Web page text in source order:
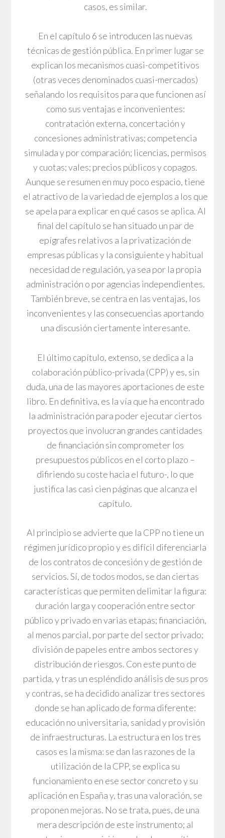
casos, es similar.
En el capítulo 6 se introducen las nuevas
técnicas de gestión pública. En primer lugar se
explican los mecanismos cuasi-competitivos
(otras veces denominados cuasi-mercados)
señalando los requisitos para que funcionen así
como sus ventajas e inconvenientes:
contratación externa, concertación y
concesiones administrativas; competencia
simulada y por comparación; licencias, permisos
y cuotas; vales; precios públicos y copagos.
Aunque se resumen en muy poco espacio, tiene
el atractivo de la variedad de ejemplos a los que
se apela para explicar en qué casos se aplica. Al
final del capítulo se han situado un par de
epígrafes relativos a la privatización de
empresas públicas y la consiguiente y habitual
necesidad de regulación, ya sea por la propia
administración o por agencias independientes.
También breve, se centra en las ventajas, los
inconvenientes y las consecuencias aportando
una discusión ciertamente interesante.
El último capítulo, extenso, se dedica a la
colaboración público-privada (CPP) y es, sin
duda, una de las mayores aportaciones de este
libro. En definitiva, es la vía que ha encontrado
la administración para poder ejecutar ciertos
proyectos que involucran grandes cantidades
de financiación sin comprometer los
presupuestos públicos en el corto plazo –
difiriendo su coste hacia el futuro-, lo que
justifica las casi cien páginas que alcanza el
capítulo.
Al principio se advierte que la CPP no tiene un
régimen jurídico propio y es difícil diferenciarla
de los contratos de concesión y de gestión de
servicios. Sí, de todos modos, se dan ciertas
características que permiten delimitar la figura:
duración larga y cooperación entre sector
público y privado en varias etapas; financiación,
al menos parcial, por parte del sector privado;
división de papeles entre ambos sectores y
distribución de riesgos. Con este punto de
partida, y tras un espléndido análisis de sus pros
y contras, se ha decidido analizar tres sectores
donde se han aplicado de forma diferente:
educación no universitaria, sanidad y provisión
de infraestructuras. La estructura en los tres
casos es la misma: se dan las razones de la
utilización de la CPP, se explica su
funcionamiento en ese sector concreto y su
aplicación en España y, tras una valoración, se
proponen mejoras. No se trata, pues, de una
mera descripción de este instrumento; al